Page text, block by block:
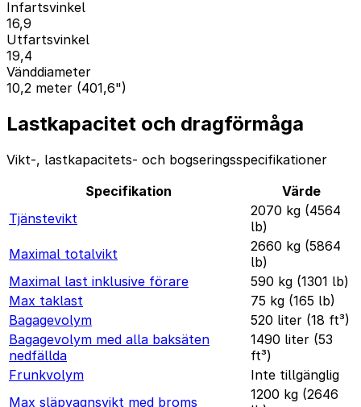
Infartsvinkel
16,9
Utfartsvinkel
19,4
Vänddiameter
10,2 meter (401,6")
Lastkapacitet och dragförmåga
Vikt-, lastkapacitets- och bogseringsspecifikationer
Specifikation
Värde
Tjänstevikt
2070 kg (4564
lb)
Maximal totalvikt
2660 kg (5864
lb)
Maximal last inklusive förare
590 kg (1301 lb)
Max taklast
75 kg (165 lb)
Bagagevolym
520 liter (18 ft³)
Bagagevolym med alla baksäten
nedfällda
1490 liter (53
ft³)
Frunkvolym
Inte tillgänglig
Max släpvagnsvikt med broms
1200 kg (2646